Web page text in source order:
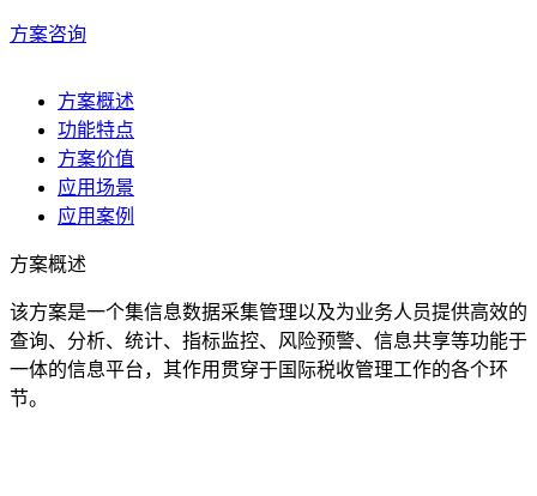
方案咨询
方案概述
功能特点
方案价值
应用场景
应用案例
方案概述
该方案是一个集信息数据采集管理以及为业务人员提供高效的
查询、分析、统计、指标监控、风险预警、信息共享等功能于
一体的信息平台，其作用贯穿于国际税收管理工作的各个环
节。